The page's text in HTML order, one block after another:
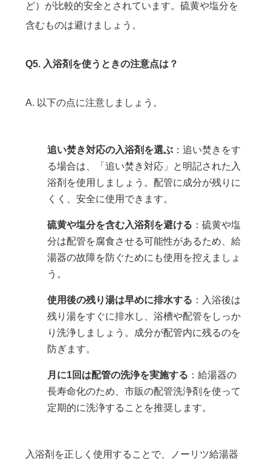
ど）が比較的安全とされています。硫黄や塩分を
含むものは避けましょう。
Q5. 入浴剤を使うときの注意点は？
A. 以下の点に注意しましょう。
追い焚き対応の入浴剤を選ぶ ：追い焚きをす
る場合は、「追い焚き対応」と明記された入
浴剤を使用しましょう。配管に成分が残りに
くく、安全に使用できます。
硫黄や塩分を含む入浴剤を避ける ：硫黄や塩
分は配管を腐食させる可能性があるため、給
湯器の故障を防ぐためにも使用を控えましょ
う。
使用後の残り湯は早めに排水する ：入浴後は
残り湯をすぐに排水し、浴槽や配管をしっか
り洗浄しましょう。成分が配管内に残るのを
防ぎます。
月に1回は配管の洗浄を実施する ：給湯器の
長寿命化のため、市販の配管洗浄剤を使って
定期的に洗浄することを推奨します。
入浴剤を正しく使用することで、ノーリツ給湯器